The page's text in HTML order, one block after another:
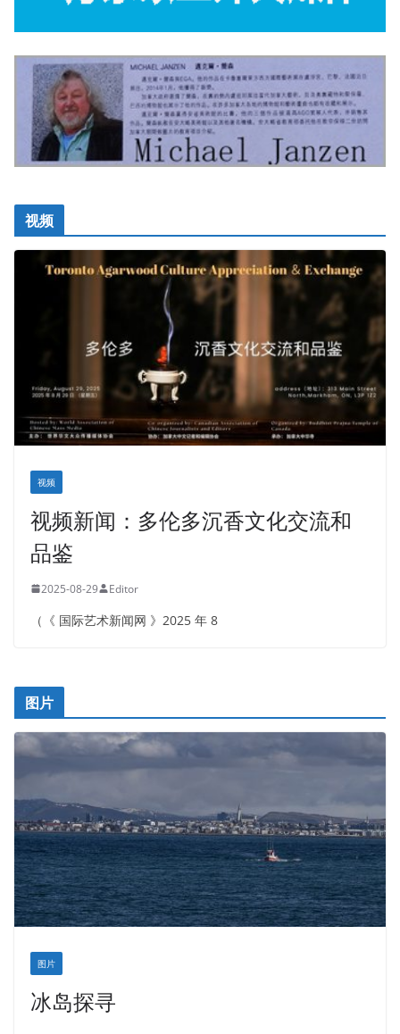
视频
视频
视频新闻：多伦多沉香文化交流和
品鉴
2025-08-29 Editor
（《 国际艺术新闻网 》2025 年 8
图片
图片
冰岛探寻